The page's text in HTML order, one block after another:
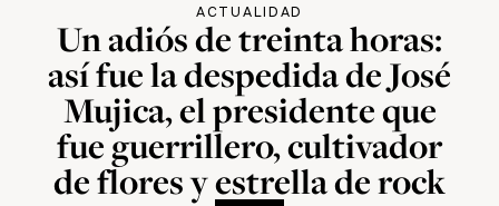
ACTUALIDAD
Un adiós de treinta horas:
así fue la despedida de José
Mujica, el presidente que
fue guerrillero, cultivador
de flores y estrella de rock